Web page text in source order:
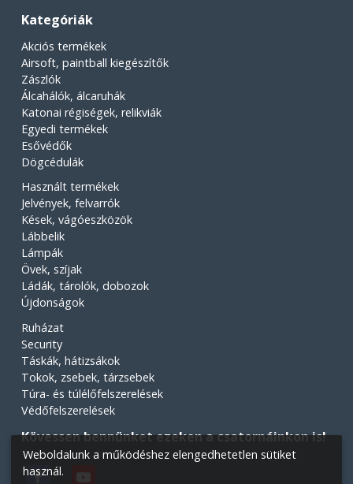
Kategóriák
Akciós termékek
Airsoft, paintball kiegészítők
Zászlók
Álcahálók, álcaruhák
Katonai régiségek, relikviák
Egyedi termékek
Esővédők
Dögcédulák
Használt termékek
Jelvények, felvarrók
Kések, vágóeszközök
Lábbelik
Lámpák
Övek, szíjak
Ládák, tárolók, dobozok
Újdonságok
Ruházat
Security
Táskák, hátizsákok
Tokok, zsebek, tárzsebek
Túra- és túlélőfelszerelések
Védőfelszerelések
Kövessen bennünket ezeken a csatornáinkon is!
Weboldalunk a működéshez elengedhetetlen sütiket
használ.